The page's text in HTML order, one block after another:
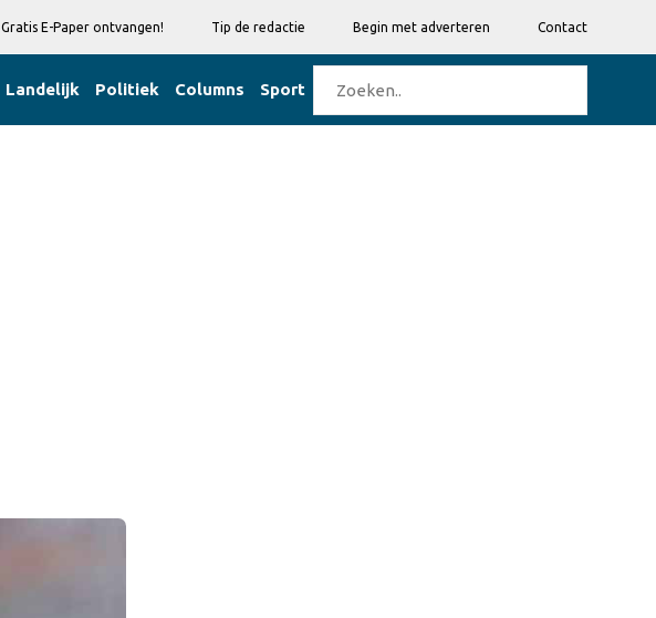
Gratis E-Paper ontvangen! Tip de redactie Begin met adverteren Contact
Landelijk Politiek Columns Sport